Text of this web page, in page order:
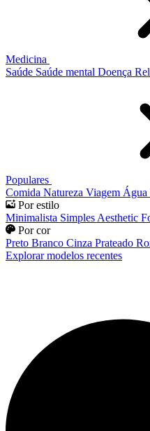
Medicina
Saúde Saúde mental Doença
Populares
Comida Natureza Viagem Água
Por estilo
Minimalista Simples Aesthetic
Por cor
Preto Branco Cinza Prateado
Explorar modelos recentes